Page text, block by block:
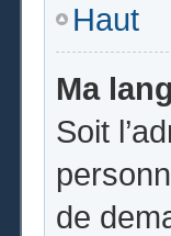
Haut
Ma
Soit
de